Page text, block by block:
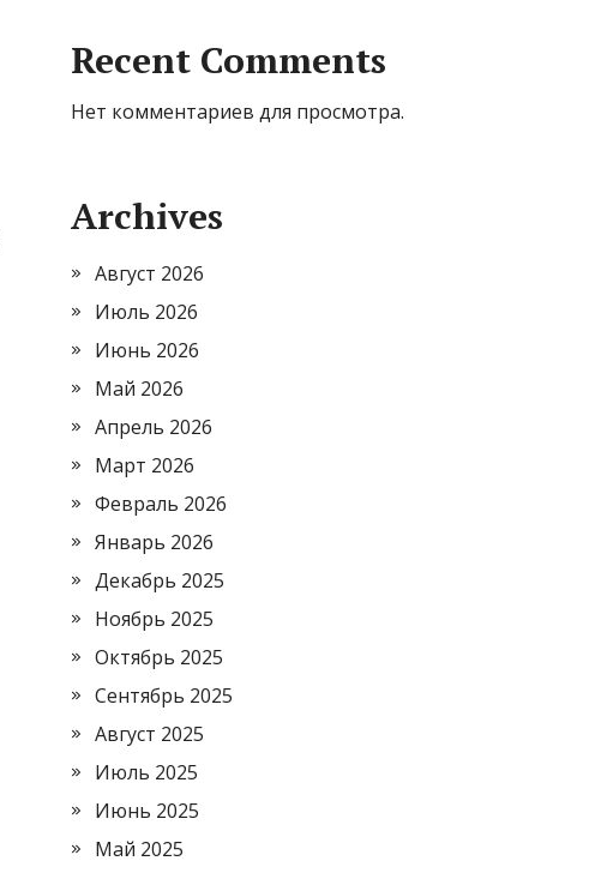
Recent Comments
Нет комментариев для просмотра.
Archives
Август 2026
Июль 2026
Июнь 2026
Май 2026
Апрель 2026
Март 2026
Февраль 2026
Январь 2026
Декабрь 2025
Ноябрь 2025
Октябрь 2025
Сентябрь 2025
Август 2025
Июль 2025
Июнь 2025
Май 2025